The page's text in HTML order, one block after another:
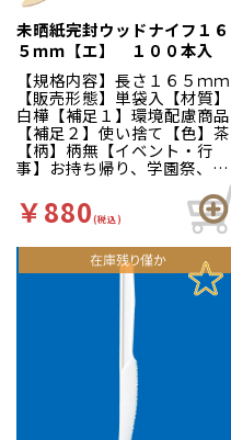
未晒紙完封ウッドナイフ１６
５ｍｍ【エ】 １００本入
【規格内容】長さ１６５ｍｍ
【販売形態】単袋入【材質】
白樺【補足１】環境配慮商品
【補足２】使い捨て【色】茶
【柄】柄無【イベント・行
事】お持ち帰り、学園祭、バ
祭、屋台、出店、露店、ＢＢ
Ｑ、バーベキュー、パーティ
ー【商品特徴】紙完封の木製
カトラリー。紙包装なので分
別の手間が要りません。プラ
スチック製品からの切替、ピ
クニック、アウトドアにおす
￥880(税込)